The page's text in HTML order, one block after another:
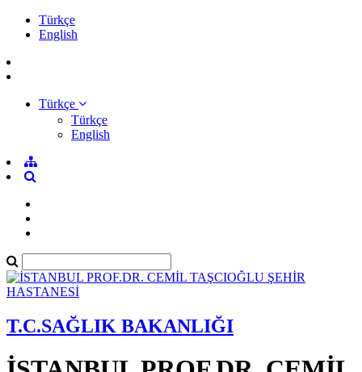
Türkçe
English
Türkçe
Türkçe
English
T.C.SAĞLIK BAKANLIĞI